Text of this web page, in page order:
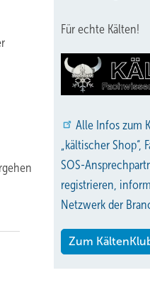
Für echte Kälten!
Alle Infos zum
„kältischer Shop“,
SOS-
registrieren,
Netzwerk der
Zum